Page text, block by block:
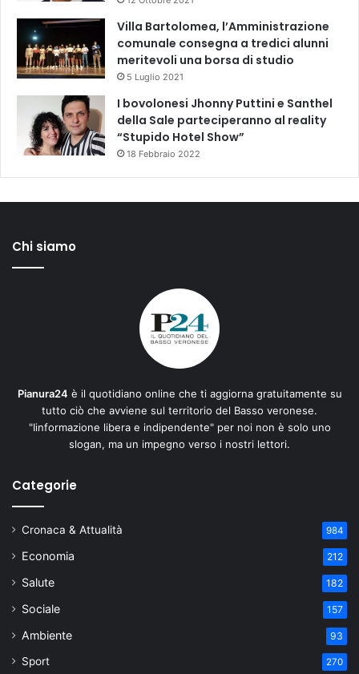
Villa Bartolomea, l’Amministrazione
comunale consegna a tredici alunni
meritevoli una borsa di studio
5 Luglio 2021
I bovolonesi Jhonny Puttini e Santhel
della Sale parteciperanno al reality
“Stupido Hotel Show”
18 Febbraio 2022
Chi siamo
Pianura24 è il quotidiano online che ti aggiorna gratuitamente su
tutto ciò che avviene sul territorio del Basso veronese.
"Iinformazione libera e indipendente" per noi non è solo uno
slogan, ma un impegno verso i nostri lettori.
Categorie
Cronaca & Attualità 984
Economia 212
Salute 182
Sociale 157
Ambiente 93
Sport 270